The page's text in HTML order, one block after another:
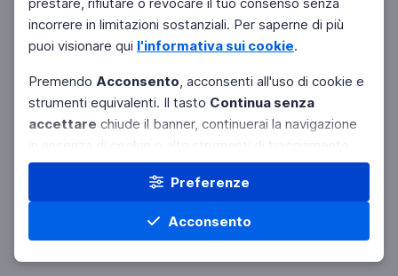
incorrere in limitazioni sostanziali. Per saperne di più
puoi visionare qui l'informativa sui cookie.
Premendo Acconsento, acconsenti all'uso di cookie e
strumenti equivalenti. Il tasto Continua senza
accettare chiude il banner, continuerai la navigazione
in assenza di cookie o altri strumenti di tracciamento
diversi da quelli tecnici e riceverai pubblicità non
personalizzata. Usa il pulsantePreferenze
selezionare in modo analitico soltanto alcune finalità,
terze parti e cookie, negare il consenso o revocare
Preferenze
Acconsento